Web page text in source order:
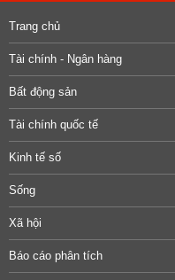
Trang chủ
Tài chính - Ngân hàng
Bất động sản
Tài chính quốc tế
Kinh tế số
Sống
Xã hội
Báo cáo phân tích